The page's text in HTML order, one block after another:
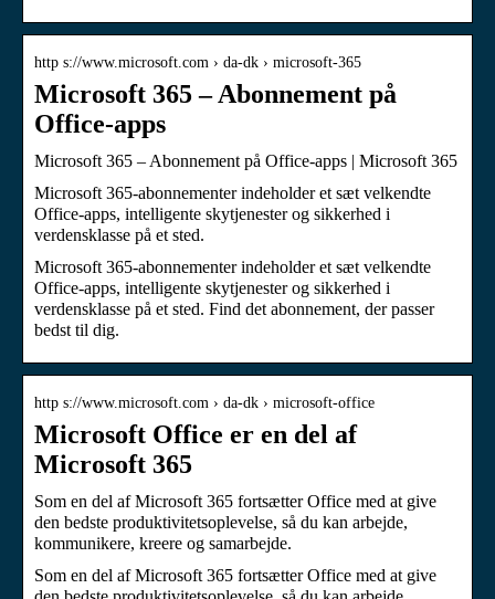
http s://www.microsoft.com › da-dk › microsoft-365
Microsoft 365 – Abonnement på
Office-apps
Microsoft 365 – Abonnement på Office-apps | Microsoft 365
Microsoft 365-abonnementer indeholder et sæt velkendte
Office-apps, intelligente skytjenester og sikkerhed i
verdensklasse på et sted.
Microsoft 365-abonnementer indeholder et sæt velkendte
Office-apps, intelligente skytjenester og sikkerhed i
verdensklasse på et sted. Find det abonnement, der passer
bedst til dig.
http s://www.microsoft.com › da-dk › microsoft-office
Microsoft Office er en del af
Microsoft 365
Som en del af Microsoft 365 fortsætter Office med at give
den bedste produktivitetsoplevelse, så du kan arbejde,
kommunikere, kreere og samarbejde.
Som en del af Microsoft 365 fortsætter Office med at give